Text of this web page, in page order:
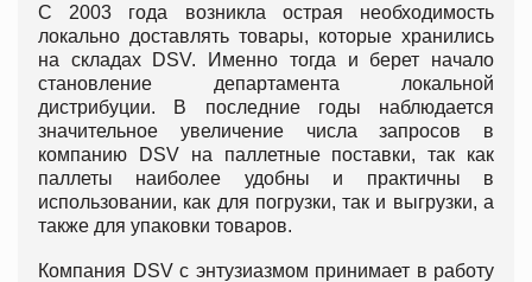
С 2003 года возникла острая необходимость
локально доставлять товары, которые хранились
на складах DSV. Именно тогда и берет начало
становление департамента локальной
дистрибуции. В последние годы наблюдается
значительное увеличение числа запросов в
компанию DSV на паллетные поставки, так как
паллеты наиболее удобны и практичны в
использовании, как для погрузки, так и выгрузки, а
также для упаковки товаров.
Компания DSV с энтузиазмом принимает в работу